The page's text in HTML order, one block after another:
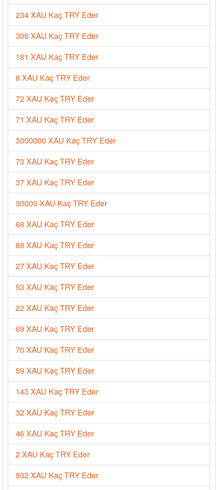
234 XAU Kaç TRY Eder
306 XAU Kaç TRY Eder
181 XAU Kaç TRY Eder
8 XAU Kaç TRY Eder
72 XAU Kaç TRY Eder
71 XAU Kaç TRY Eder
3000000 XAU Kaç TRY Eder
73 XAU Kaç TRY Eder
37 XAU Kaç TRY Eder
30000 XAU Kaç TRY Eder
68 XAU Kaç TRY Eder
88 XAU Kaç TRY Eder
27 XAU Kaç TRY Eder
53 XAU Kaç TRY Eder
22 XAU Kaç TRY Eder
69 XAU Kaç TRY Eder
70 XAU Kaç TRY Eder
59 XAU Kaç TRY Eder
143 XAU Kaç TRY Eder
32 XAU Kaç TRY Eder
46 XAU Kaç TRY Eder
2 XAU Kaç TRY Eder
932 XAU Kaç TRY Eder